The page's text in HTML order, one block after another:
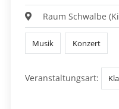
Raum Schwalbe
Musik Konzert
Veranstaltungsart: